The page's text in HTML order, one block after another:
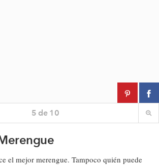
5 de 10
el mejor merengue. Tampoco quién puede